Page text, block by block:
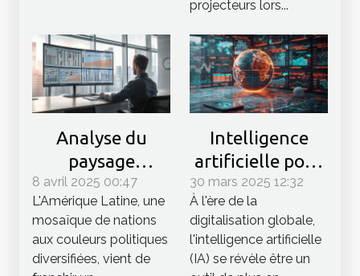
projecteurs lors...
Analyse du
paysage
politique en
Amérique Latine
après les
élections de
8 avril 2025 00:47
L'Amérique Latine, une
mosaïque de nations
aux couleurs politiques
diversifiées, vient de
Intelligence
artificielle pour
la prévision des
crises
économiques
internationales
30 mars 2025 12:32
À l'ère de la
digitalisation globale,
l'intelligence artificielle
(IA) se révèle être un